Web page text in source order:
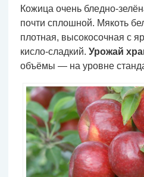
Кожица очень бледно-
почти сплошной. Мякоть
плотная, высокосочная с
кисло-сладкий. Урожай
объёмы — на уровне